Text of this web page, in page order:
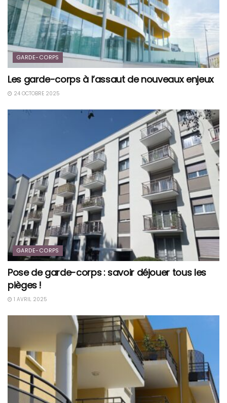
GARDE-CORPS
Les garde-corps à l’assaut de nouveaux enjeux
24 OCTOBRE 2025
GARDE-CORPS
Pose de garde-corps : savoir déjouer tous les
pièges !
1 AVRIL 2025